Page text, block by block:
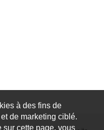
à des fins de
de marketing ciblé.
sur cette page, vous